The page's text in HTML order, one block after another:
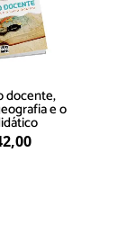
docente,
e o